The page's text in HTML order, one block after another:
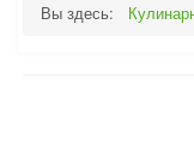
Вы здесь: